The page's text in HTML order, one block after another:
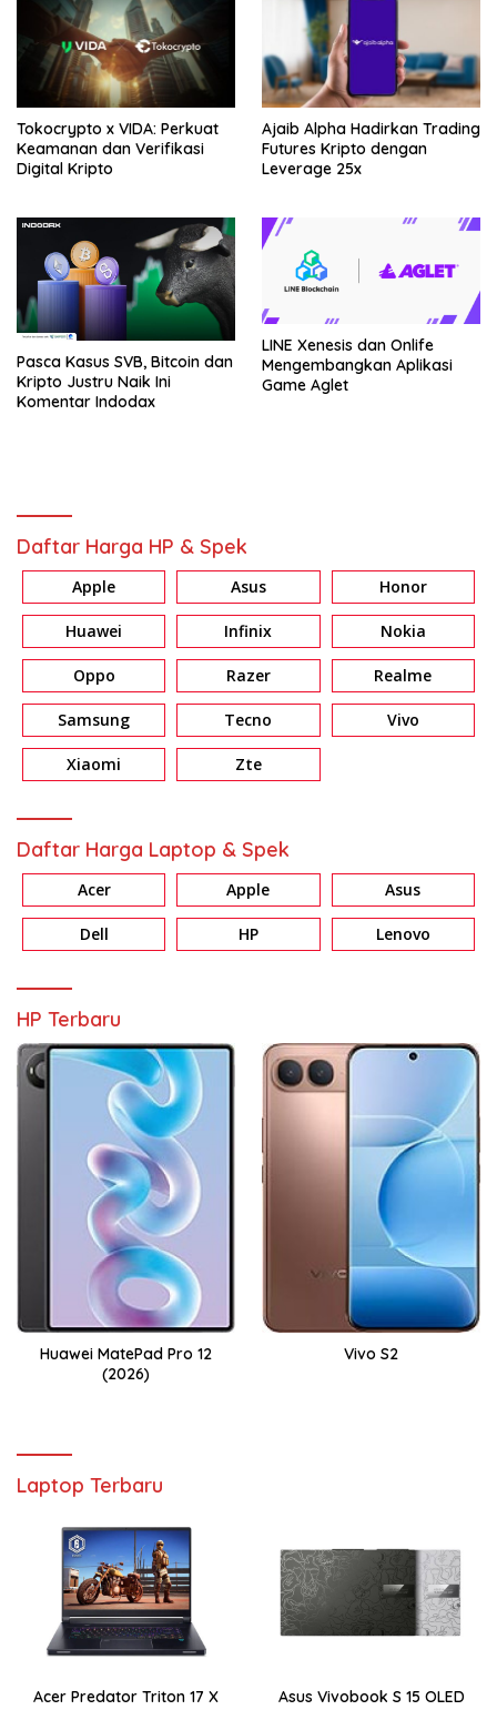
Tokocrypto x VIDA: Perkuat
Keamanan dan Verifikasi
Digital Kripto
Ajaib Alpha Hadirkan Trading
Futures Kripto dengan
Leverage 25x
Pasca Kasus SVB, Bitcoin dan
Kripto Justru Naik Ini
Komentar Indodax
LINE Xenesis dan Onlife
Mengembangkan Aplikasi
Game Aglet
Daftar Harga HP & Spek
Apple Asus Honor
Huawei Infinix Nokia
Oppo Razer Realme
Samsung Tecno Vivo
Xiaomi Zte
Daftar Harga Laptop & Spek
Acer Apple Asus
Dell HP Lenovo
HP Terbaru
Huawei MatePad Pro 12
(2026)
Vivo S2
Laptop Terbaru
Acer Predator Triton 17 X
Asus Vivobook S 15 OLED